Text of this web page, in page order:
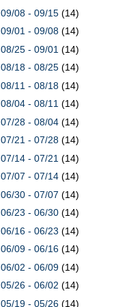
09/08 - 09/15 (14)
09/01 - 09/08 (14)
08/25 - 09/01 (14)
08/18 - 08/25 (14)
08/11 - 08/18 (14)
08/04 - 08/11 (14)
07/28 - 08/04 (14)
07/21 - 07/28 (14)
07/14 - 07/21 (14)
07/07 - 07/14 (14)
06/30 - 07/07 (14)
06/23 - 06/30 (14)
06/16 - 06/23 (14)
06/09 - 06/16 (14)
06/02 - 06/09 (14)
05/26 - 06/02 (14)
05/19 - 05/26 (14)